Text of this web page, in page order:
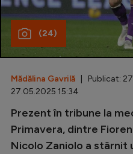
Special
Inedit
Clasamente
Champions
(24)
Mădălina Gavrilă | Publicat:
27.05.2025 15:34
Prezent în tribune la
Primavera, dintre
Nicolo Zaniolo a stârnit